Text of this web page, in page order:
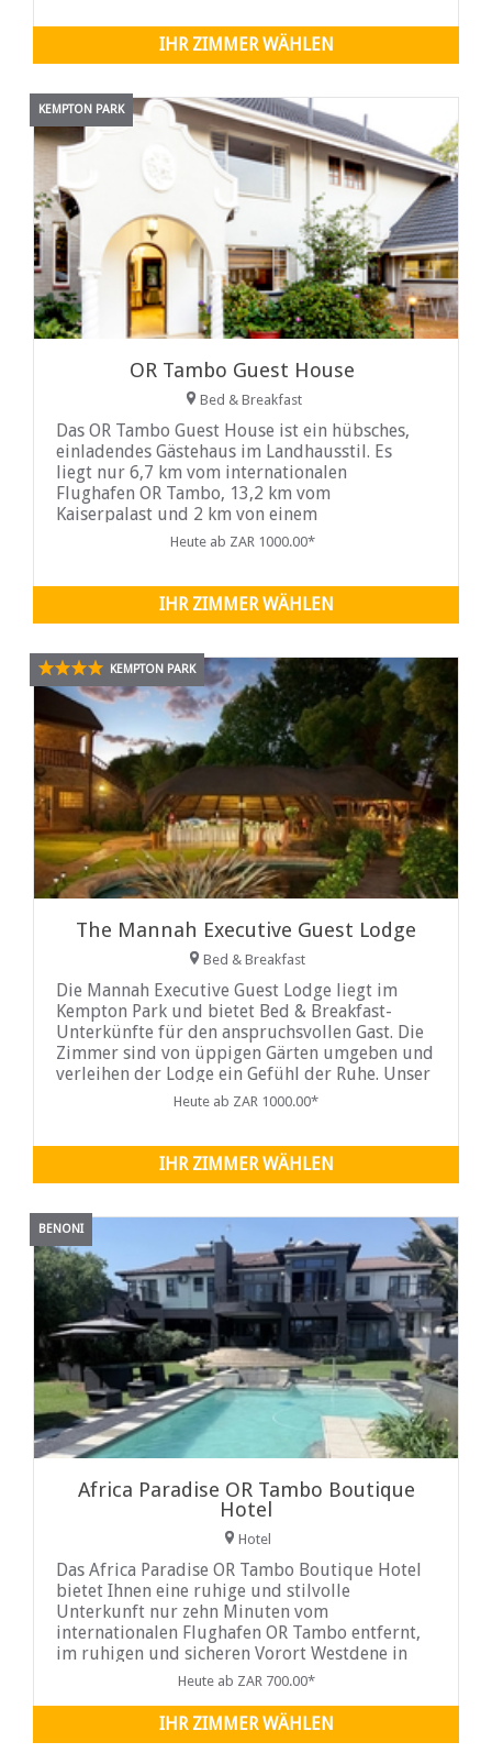
IHR ZIMMER WÄHLEN
KEMPTON PARK
OR Tambo Guest House
Bed & Breakfast
Das OR Tambo Guest House ist ein hübsches,
einladendes Gästehaus im Landhausstil. Es
liegt nur 6,7 km vom internationalen
Flughafen OR Tambo, 13,2 km vom
Kaiserpalast und 2 km von einem
Einkaufszentrum entfernt.
Heute ab ZAR 1000.00*
IHR ZIMMER WÄHLEN
KEMPTON PARK
The Mannah Executive Guest Lodge
Bed & Breakfast
Die Mannah Executive Guest Lodge liegt im
Kempton Park und bietet Bed & Breakfast-
Unterkünfte für den anspruchsvollen Gast. Die
Zimmer sind von üppigen Gärten umgeben und
verleihen der Lodge ein Gefühl der Ruhe. Unser
Restaurant ist voll lizenziert.et...
Heute ab ZAR 1000.00*
IHR ZIMMER WÄHLEN
BENONI
Africa Paradise OR Tambo Boutique
Hotel
Hotel
Das Africa Paradise OR Tambo Boutique Hotel
bietet Ihnen eine ruhige und stilvolle
Unterkunft nur zehn Minuten vom
internationalen Flughafen OR Tambo entfernt,
im ruhigen und sicheren Vorort Westdene in
Benoni. Das Hotel vereint persönlichen Service
ideale Ausgangspunkt für Geschäfts- und
Freizeitreisende.
Heute ab ZAR 700.00*
IHR ZIMMER WÄHLEN